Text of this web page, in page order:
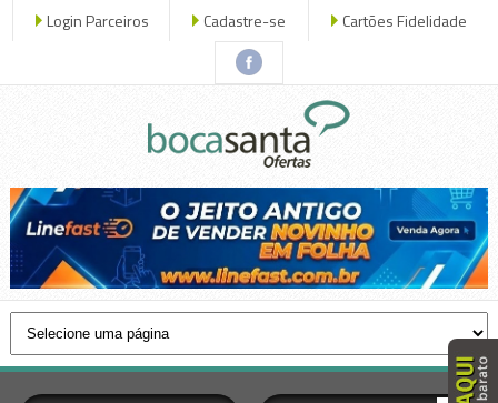
Login Parceiros Cadastre-se Cartões Fidelidade